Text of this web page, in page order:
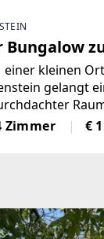
kleinen
gelangt
auf den
eine
Zimmer €